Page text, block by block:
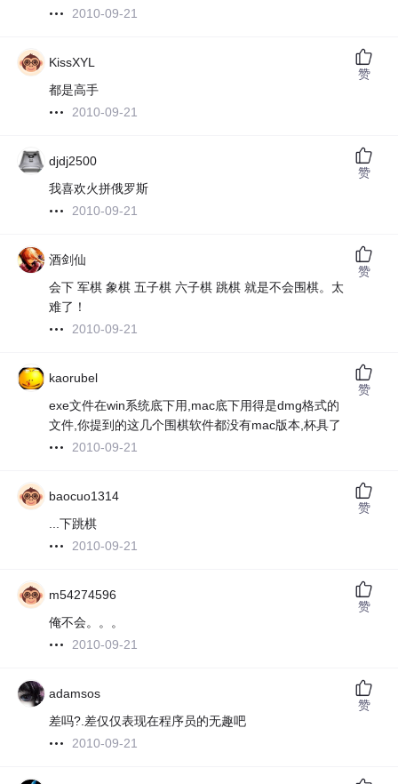
2010-09-21
KissXYL
都是高手
2010-09-21
赞
djdj2500
我喜欢火拼俄罗斯
2010-09-21
赞
酒剑仙
会下 军棋 象棋 五子棋 六子棋 跳棋 就是不会围棋。太
难了！
2010-09-21
赞
kaorubel
exe文件在win系统底下用,mac底下用得是dmg格式的
文件,你提到的这几个围棋软件都没有mac版本,杯具了
2010-09-21
赞
baocuo1314
...下跳棋
2010-09-21
赞
m54274596
俺不会。。。
2010-09-21
赞
adamsos
差吗?.差仅仅表现在程序员的无趣吧
2010-09-21
赞